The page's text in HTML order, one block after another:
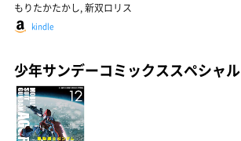
もりたかたかし, 新双ロリス
kindle
少年サンデーコミックススペシャル